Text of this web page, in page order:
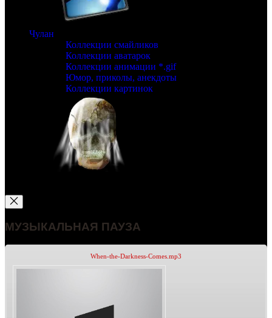
Чулан
Коллекции смайликов
Коллекции аватарок
Коллекции анимации *.gif
Юмор, приколы, анекдоты
Коллекции картинок
МУЗЫКАЛЬНАЯ ПАУЗА
When-the-Darkness-Comes.mp3